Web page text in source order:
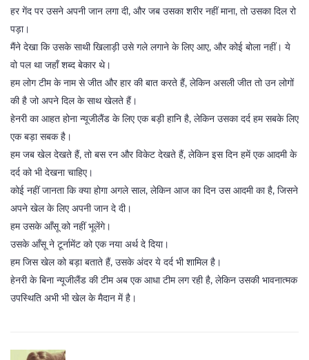
हर गेंद पर उसने अपनी जान लगा दी, और जब उसका शरीर नहीं माना, तो उसका दिल रो
पड़ा।
मैंने देखा कि उसके साथी खिलाड़ी उसे गले लगाने के लिए आए, और कोई बोला नहीं। ये
वो पल था जहाँ शब्द बेकार थे।
हम लोग टीम के नाम से जीत और हार की बात करते हैं, लेकिन असली जीत तो उन लोगों
की है जो अपने दिल के साथ खेलते हैं।
हेनरी का आहत होना न्यूजीलैंड के लिए एक बड़ी हानि है, लेकिन उसका दर्द हम सबके लिए
एक बड़ा सबक है।
हम जब खेल देखते हैं, तो बस रन और विकेट देखते हैं, लेकिन इस दिन हमें एक आदमी के
दर्द को भी देखना चाहिए।
कोई नहीं जानता कि क्या होगा अगले साल, लेकिन आज का दिन उस आदमी का है, जिसने
अपने खेल के लिए अपनी जान दे दी।
हम उसके आँसू को नहीं भूलेंगे।
उसके आँसू ने टूर्नामेंट को एक नया अर्थ दे दिया।
हम जिस खेल को बड़ा बताते हैं, उसके अंदर ये दर्द भी शामिल है।
हेनरी के बिना न्यूजीलैंड की टीम अब एक आधा टीम लग रही है, लेकिन उसकी भावनात्मक
उपस्थिति अभी भी खेल के मैदान में है।